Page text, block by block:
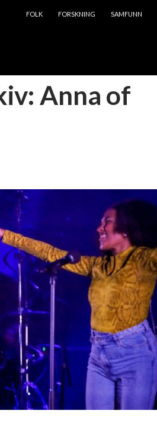
FOLK
FORSKNING SAMFUNN
Anna of